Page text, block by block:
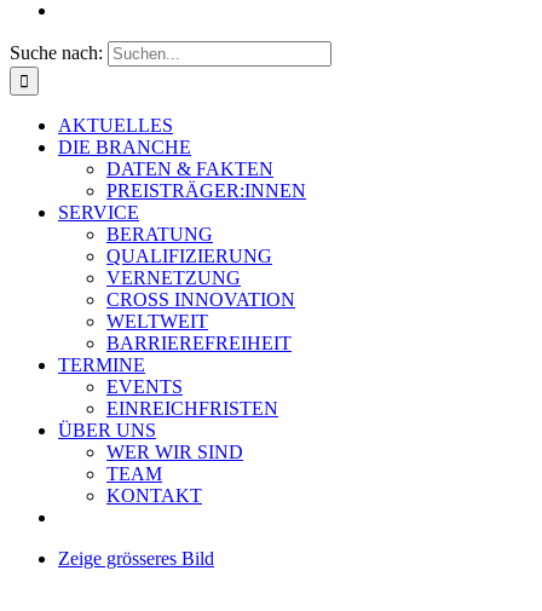
Suche nach:
AKTUELLES
DIE BRANCHE
DATEN & FAKTEN
PREISTRÄGER:INNEN
SERVICE
BERATUNG
QUALIFIZIERUNG
VERNETZUNG
CROSS INNOVATION
WELTWEIT
BARRIEREFREIHEIT
TERMINE
EVENTS
EINREICHFRISTEN
ÜBER UNS
WER WIR SIND
TEAM
KONTAKT
Zeige grösseres Bild